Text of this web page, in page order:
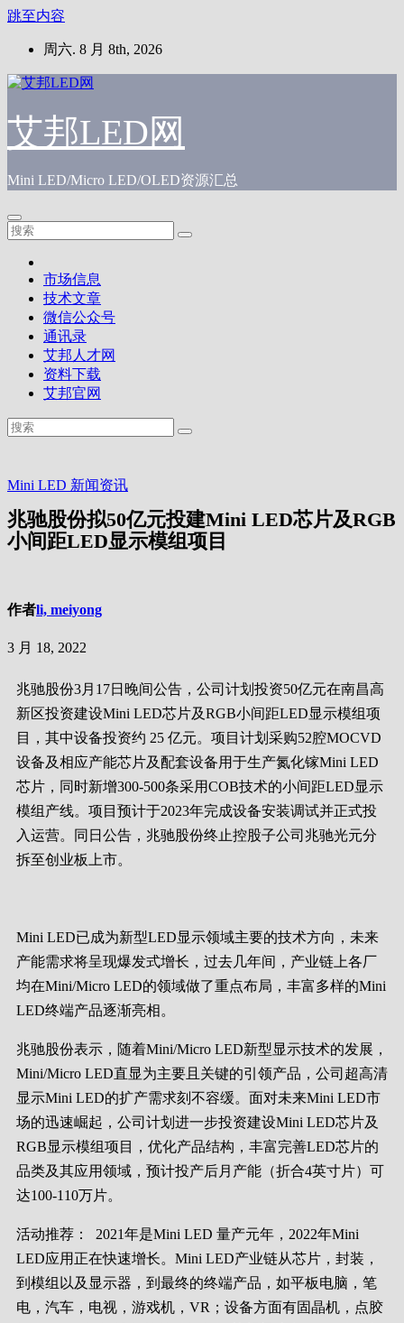
跳至内容
周六. 8 月 8th, 2026
艾邦LED网
Mini LED/Micro LED/OLED资源汇总
市场信息
技术文章
微信公众号
通讯录
艾邦人才网
资料下载
艾邦官网
Mini LED 新闻资讯
兆驰股份拟50亿元投建Mini LED芯片及RGB
小间距LED显示模组项目
作者li, meiyong
3 月 18, 2022
兆驰股份3月17日晚间公告，公司计划投资50亿元在南昌高
新区投资建设Mini LED芯片及RGB小间距LED显示模组项
目，其中设备投资约 25 亿元。项目计划采购52腔MOCVD
设备及相应产能芯片及配套设备用于生产氮化镓Mini LED
芯片，同时新增300-500条采用COB技术的小间距LED显示
模组产线。项目预计于2023年完成设备安装调试并正式投
入运营。同日公告，兆驰股份终止控股子公司兆驰光元分
拆至创业板上市。
Mini LED已成为新型LED显示领域主要的技术方向，未来
产能需求将呈现爆发式增长，过去几年间，产业链上各厂
均在Mini/Micro LED的领域做了重点布局，丰富多样的Mini
LED终端产品逐渐亮相。
兆驰股份表示，随着Mini/Micro LED新型显示技术的发展，
Mini/Micro LED直显为主要且关键的引领产品，公司超高清
显示Mini LED的扩产需求刻不容缓。面对未来Mini LED市
场的迅速崛起，公司计划进一步投资建设Mini LED芯片及
RGB显示模组项目，优化产品结构，丰富完善LED芯片的
品类及其应用领域，预计投产后月产能（折合4英寸片）可
达100-110万片。
活动推荐：
2021年是Mini LED 量产元年，2022年Mini
LED应用正在快速增长。Mini LED产业链从芯片，封装，
到模组以及显示器，到最终的终端产品，如平板电脑，笔
电，汽车，电视，游戏机，VR；设备方面有固晶机，点胶